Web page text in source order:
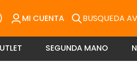
MI CUENTA BUSQUEDA
SEGUNDA MANO